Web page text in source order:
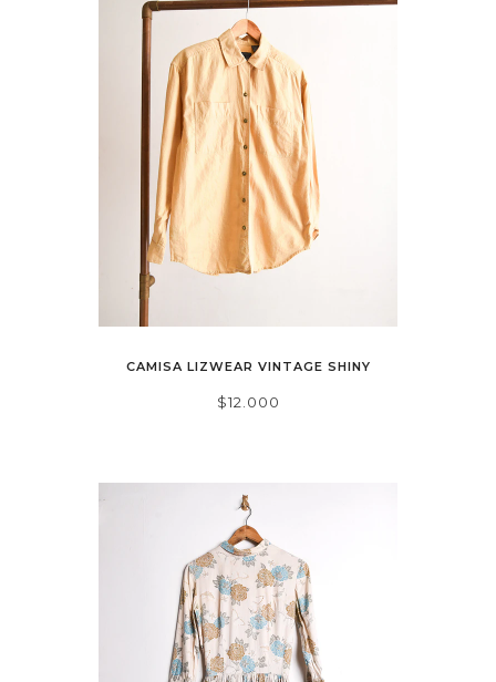
CAMISA LIZWEAR VINTAGE SHINY
$12.000